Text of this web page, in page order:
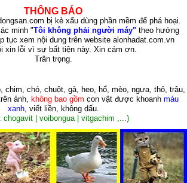
THÔNG BÁO
bị kẻ xấu dùng phần mềm để phá hoại.
minh "Tôi không phải người máy"theo hướng
tục xem nội dung trên website alonhadat.com.vn
xin lỗi vì sự bất tiện này. Xin cám ơn.
Trân trọng.
chim, chó, chuột, gà, heo, hổ, mèo, ngựa, thỏ, trâu,
ảnh, không bao gồm con vật được khoanh màu
xanh, viết liền, không dấu.
chogavit | voibongua | vitgachim ,...)